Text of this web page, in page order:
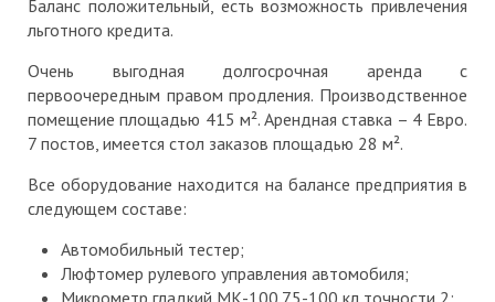
Баланс положительный, есть возможность привлечения
льготного кредита.
Очень выгодная долгосрочная аренда с
первоочередным правом продления. Производственное
помещение площадью 415 м². Арендная ставка – 4 Евро.
7 постов, имеется стол заказов площадью 28 м².
Все оборудование находится на балансе предприятия в
следующем составе:
Автомобильный тестер;
Люфтомер рулевого управления автомобиля;
Микрометр гладкий МК-100.75-100 кл точности 2;